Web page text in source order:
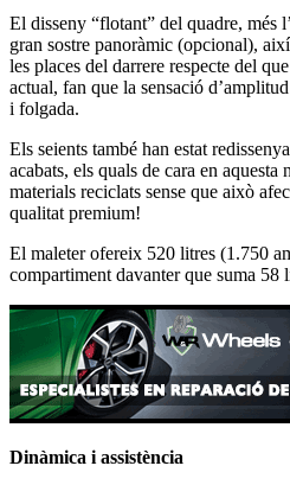
El disseny “flotant” del quadre, més
gran sostre panoràmic (opcional),
les places del darrere respecte del
actual, fan que la sensació
i folgada.
Els seients també han estat
acabats, els quals de cara en aquesta
materials reciclats sense que això
qualitat premium!
El maleter ofereix 520 litres (1.750
compartiment davanter que suma 58
Dinàmica i assistència